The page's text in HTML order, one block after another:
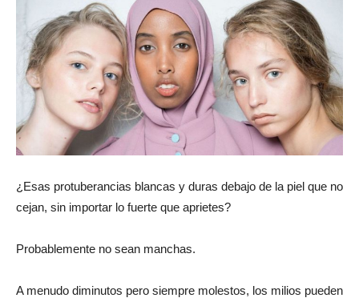
La
revista
de
¿Esas protuberancias blancas y duras debajo de la piel que no
cejan, sin importar lo fuerte que aprietes?
Probablemente no sean manchas.
A menudo diminutos pero siempre molestos, los milios pueden